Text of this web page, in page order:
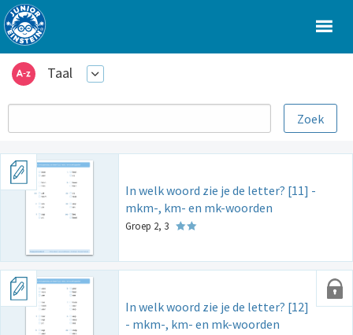
Taal
In welk woord zie je de letter? [11] -
mkm-, km- en mk-woorden
Groep 2, 3
In welk woord zie je de letter? [12]
- mkm-, km- en mk-woorden